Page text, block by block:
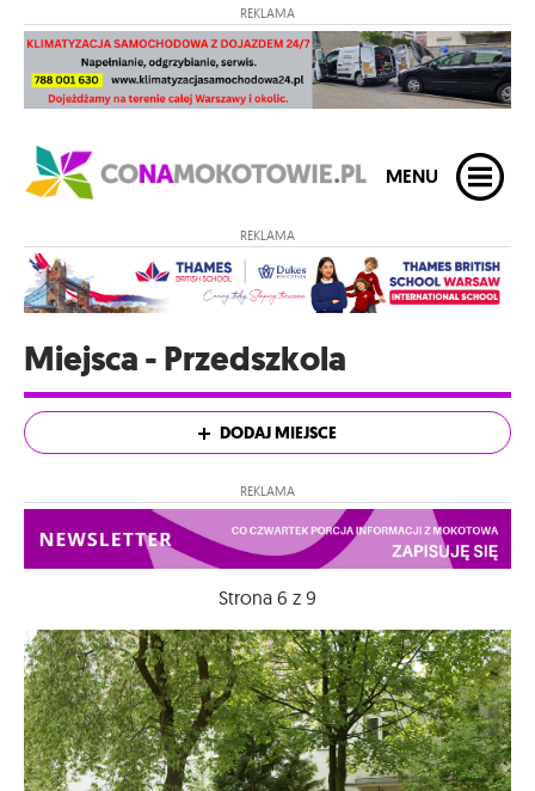
REKLAMA
MENU
REKLAMA
Miejsca - Przedszkola
DODAJ MIEJSCE
REKLAMA
Strona 6 z 9